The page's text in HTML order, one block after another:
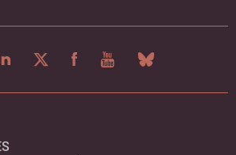
TWITTERFACEBOOKYOUTUBEBLUESKY